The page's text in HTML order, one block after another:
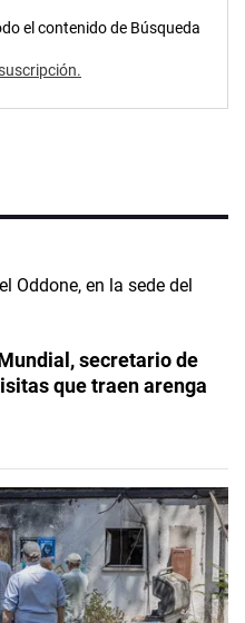
el contenido de Búsqueda
secretario de
que traen arenga